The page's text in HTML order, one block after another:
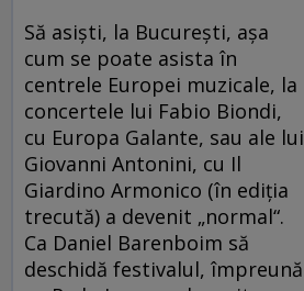
Să asişti, la Bucureşti, aşa
cum se poate asista în
centrele Europei muzicale, la
concertele lui Fabio Biondi,
cu Europa Galante, sau ale lui
Giovanni Antonini, cu Il
Giardino Armonico (în ediţia
trecută) a devenit „normal“.
Ca Daniel Barenboim să
deschidă festivalul, împreună